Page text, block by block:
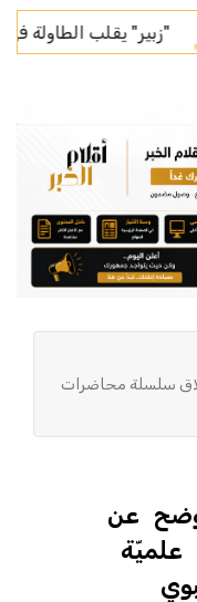
الطاولة في كأس العالم
سلسلة محاضرات
عن